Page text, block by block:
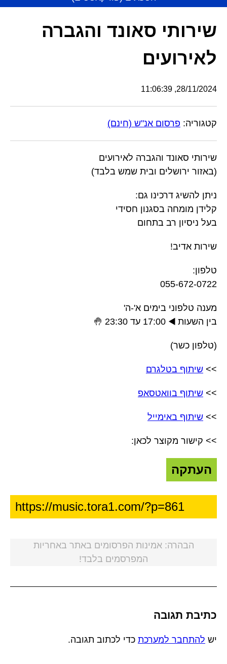
שירותי סאונד והגברה
לאירועים
28/11/2024, 11:06:39
קטגוריה: פרסום אנ"ש (חינם)
שירותי סאונד והגברה לאירועים
(באזור ירושלים ובית שמש בלבד)
ניתן להשיג דרכינו גם:
קלידן מומחה בסגנון חסידי
בעל ניסיון רב בתחום
שירות אדיב!
טלפון:
055-672-0722
מענה טלפוני בימים א'-ה'
בין השעות ◀️ 17:00 עד 23:30 🤚
(טלפון כשר)
>> שיתוף בטלגרם
>> שיתוף בוואטסאפ
>> שיתוף באימייל
>> קישור מקוצר לכאן:
העתקה
הבהרה: אמינות הפרסומים באתר באחריות
המפרסמים בלבד!
כתיבת תגובה
יש להתחבר למערכת כדי לכתוב תגובה.